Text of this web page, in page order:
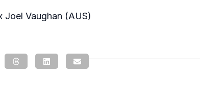
Joel Vaughan (AUS)